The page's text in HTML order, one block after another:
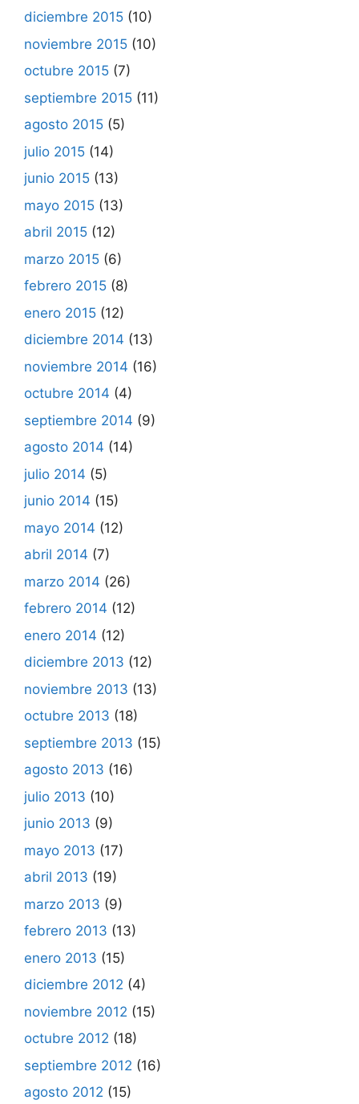
diciembre 2015 (10)
noviembre 2015 (10)
octubre 2015 (7)
septiembre 2015 (11)
agosto 2015 (5)
julio 2015 (14)
junio 2015 (13)
mayo 2015 (13)
abril 2015 (12)
marzo 2015 (6)
febrero 2015 (8)
enero 2015 (12)
diciembre 2014 (13)
noviembre 2014 (16)
octubre 2014 (4)
septiembre 2014 (9)
agosto 2014 (14)
julio 2014 (5)
junio 2014 (15)
mayo 2014 (12)
abril 2014 (7)
marzo 2014 (26)
febrero 2014 (12)
enero 2014 (12)
diciembre 2013 (12)
noviembre 2013 (13)
octubre 2013 (18)
septiembre 2013 (15)
agosto 2013 (16)
julio 2013 (10)
junio 2013 (9)
mayo 2013 (17)
abril 2013 (19)
marzo 2013 (9)
febrero 2013 (13)
enero 2013 (15)
diciembre 2012 (4)
noviembre 2012 (15)
octubre 2012 (18)
septiembre 2012 (16)
agosto 2012 (15)